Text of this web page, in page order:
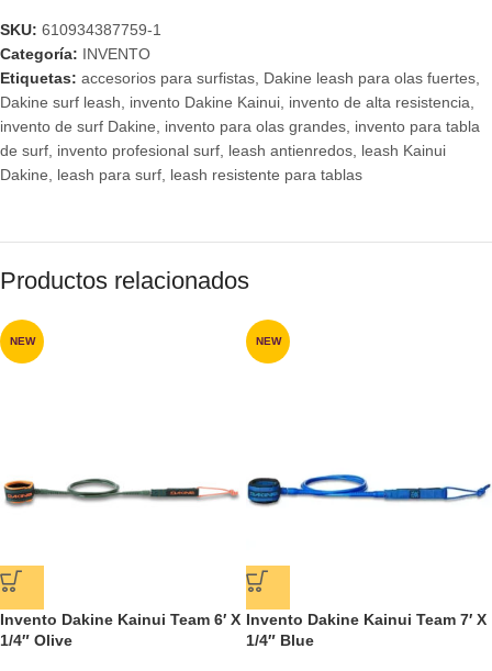
SKU: 610934387759-1
Categoría: INVENTO
Etiquetas: accesorios para surfistas Dakine leash para olas fuertes
Dakine surf leash
invento Dakine Kainui invento de alta resistencia
invento de surf Dakine
invento para olas grandes invento para tabla
de surf invento profesional surf leash antienredos leash Kainui
Dakine
leash para surf leash resistente para tablas
Productos relacionados
NEW
Invento Dakine Kainui Team 6′ X
1/4″ Olive
NEW
Invento Dakine Kainui Team 7′ X
1/4″ Blue